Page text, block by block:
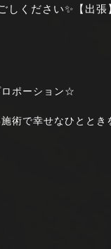
しください✨【出
ロポーション☆
術で幸せなひとと